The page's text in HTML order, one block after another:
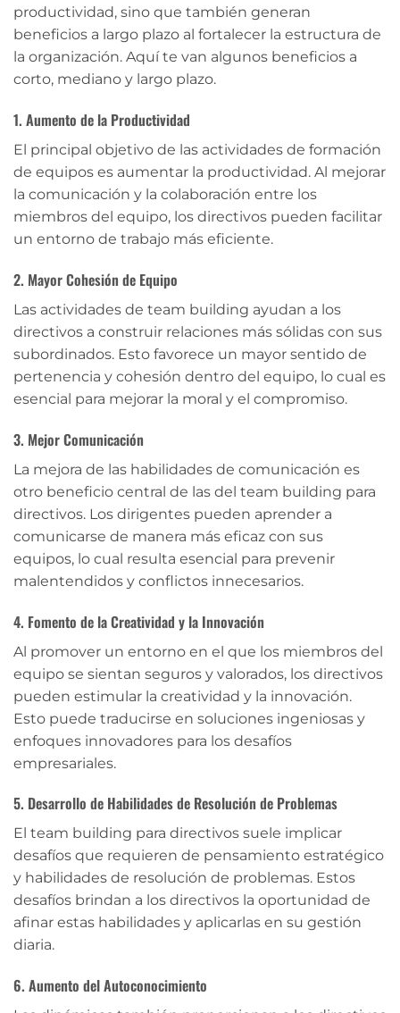
productividad, sino que también generan
beneficios a largo plazo al fortalecer la estructura de
la organización. Aquí te van algunos beneficios a
corto, mediano y largo plazo.
1. Aumento de la Productividad
El principal objetivo de las actividades de formación
de equipos es aumentar la productividad. Al mejorar
la comunicación y la colaboración entre los
miembros del equipo, los directivos pueden facilitar
un entorno de trabajo más eficiente.
2. Mayor Cohesión de Equipo
Las actividades de team building ayudan a los
directivos a construir relaciones más sólidas con sus
subordinados. Esto favorece un mayor sentido de
pertenencia y cohesión dentro del equipo, lo cual es
esencial para mejorar la moral y el compromiso.
3. Mejor Comunicación
La mejora de las habilidades de comunicación es
otro beneficio central de las del team building para
directivos. Los dirigentes pueden aprender a
comunicarse de manera más eficaz con sus
equipos, lo cual resulta esencial para prevenir
malentendidos y conflictos innecesarios.
4. Fomento de la Creatividad y la Innovación
Al promover un entorno en el que los miembros del
equipo se sientan seguros y valorados, los directivos
pueden estimular la creatividad y la innovación.
Esto puede traducirse en soluciones ingeniosas y
enfoques innovadores para los desafíos
empresariales.
5. Desarrollo de Habilidades de Resolución de Problemas
El team building para directivos suele implicar
desafíos que requieren de pensamiento estratégico
y habilidades de resolución de problemas. Estos
desafíos brindan a los directivos la oportunidad de
afinar estas habilidades y aplicarlas en su gestión
diaria.
6. Aumento del Autoconocimiento